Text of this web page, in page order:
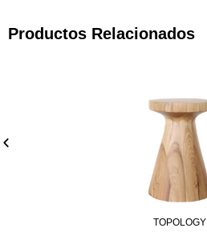
Productos Relacionados
TOPOLOGY